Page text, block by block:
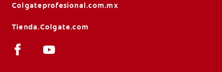
Colgateprofesional.com.mx
Tienda.Colgate.com